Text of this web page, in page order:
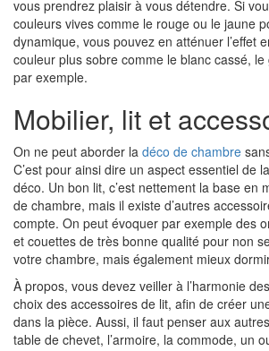
vous prendrez plaisir à vous détendre. Si
couleurs vives comme le rouge ou le jaune
dynamique, vous pouvez en atténuer l’effet
couleur plus sobre comme le blanc cassé,
par exemple.
Mobilier, lit et
On ne peut aborder la déco de chambre
C’est pour ainsi dire un aspect essentiel de
déco. Un bon lit, c’est nettement la base en
de chambre, mais il existe d’autres
compte. On peut évoquer par exemple des
et couettes de très bonne qualité pour non
votre chambre, mais également mieux
À propos, vous devez veiller à l’harmonie
choix des accessoires de lit, afin de créer
dans la pièce. Aussi, il faut penser aux
table de chevet, l’armoire, la commode, un